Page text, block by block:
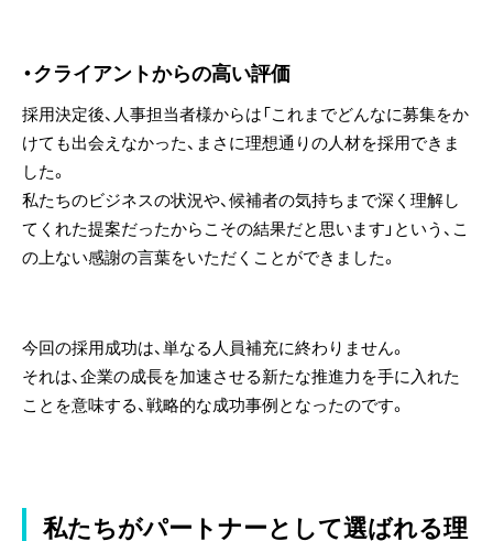
・クライアントからの高い評価
採用決定後、人事担当者様からは「これまでどんなに募集をか
けても出会えなかった、まさに理想通りの人材を採用できま
した。
私たちのビジネスの状況や、候補者の気持ちまで深く理解し
てくれた提案だったからこその結果だと思います」という、こ
の上ない感謝の言葉をいただくことができました。
今回の採用成功は、単なる人員補充に終わりません。
それは、企業の成長を加速させる新たな推進力を手に入れた
ことを意味する、戦略的な成功事例となったのです。
私たちがパートナーとして選ばれる理